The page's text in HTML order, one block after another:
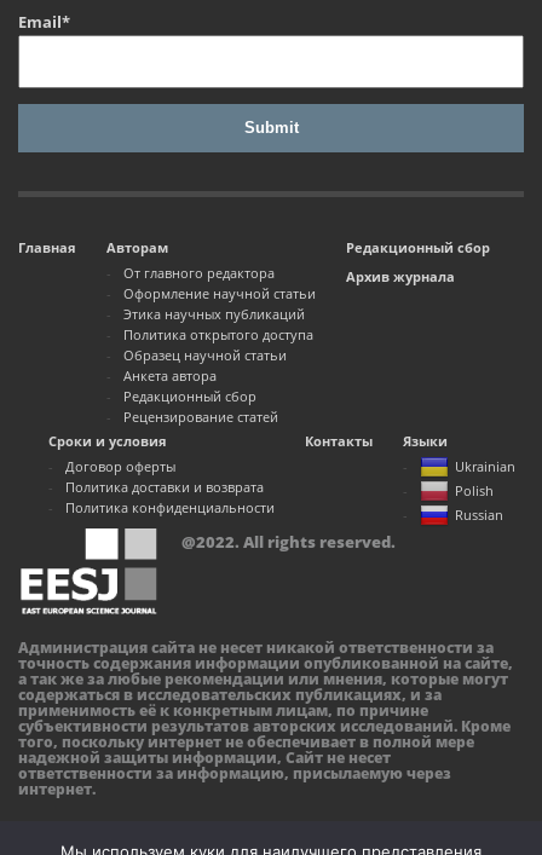
Email*
Главная
Авторам
От главного редактора
Оформление научной статьи
Этика научных публикаций
Политика открытого доступа
Образец научной статьи
Анкета автора
Редакционный сбор
Рецензирование статей
Редакционный сбор
Архив журнала
Сроки и условия
Договор оферты
Политика доставки и возврата
Политика конфиденциальности
Контакты
Языки
Ukrainian
Polish
Russian
@2022. All rights reserved.
Администрация сайта не несет никакой ответственности за
точность содержания информации опубликованной на сайте,
а так же за любые рекомендации или мнения, которые могут
содержаться в исследовательских публикациях, и за
применимость её к конкретным лицам, по причине
субъективности результатов авторских исследований. Кроме
того, поскольку интернет не обеспечивает в полной мере
надежной защиты информации, Сайт не несет
ответственности за информацию, присылаемую через
интернет.